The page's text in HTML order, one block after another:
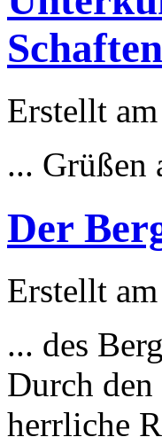
Erstellt
... Grüßen
Der
Erstellt
... des
Durch den
herrliche